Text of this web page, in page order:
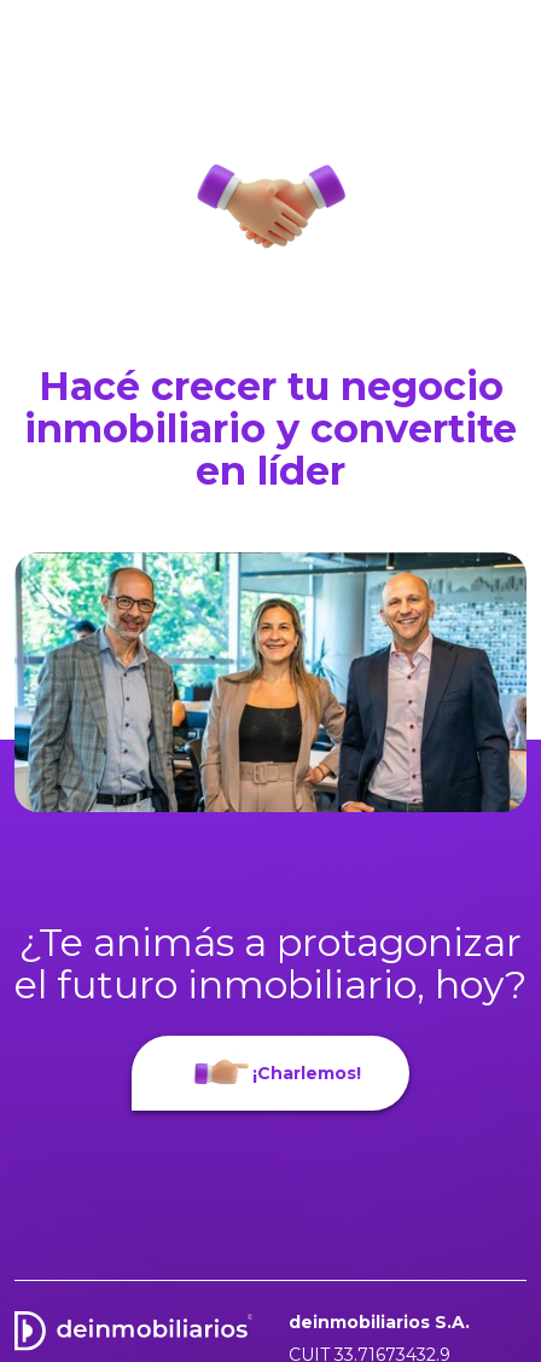
Hacé crecer tu negocio
inmobiliario y convertite
en líder
¿Te animás a protagonizar
el futuro inmobiliario, hoy?
¡Charlemos!
deinmobiliarios S.A.
CUIT 33.71673432.9